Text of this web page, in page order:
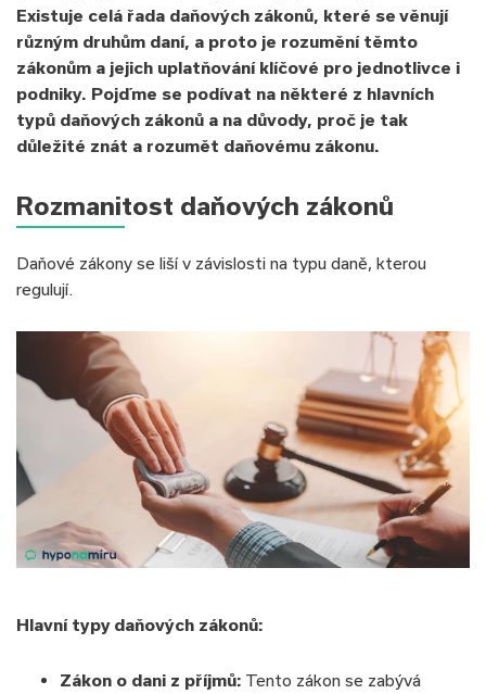
Existuje celá řada daňových zákonů, které se věnují
různým druhům daní, a proto je rozumění těmto
zákonům a jejich uplatňování klíčové pro jednotlivce i
podniky. Pojďme se podívat na některé z hlavních
typů daňových zákonů a na důvody, proč je tak
důležité znát a rozumět daňovému zákonu.
Rozmanitost daňových zákonů
Daňové zákony se liší v závislosti na typu daně, kterou
regulují.
Hlavní typy daňových zákonů:
Zákon o dani z příjmů: Tento zákon se zabývá